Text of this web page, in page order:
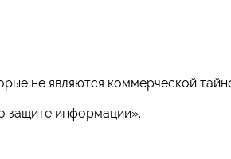
не являются коммерческой
защите информации».